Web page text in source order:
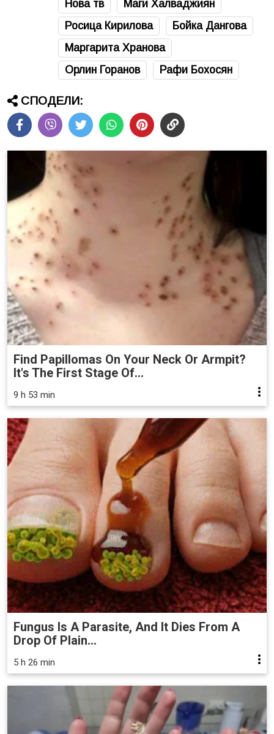
Нова тв
Маги Халваджиян
Росица Кирилова
Бойка Дангова
Маргарита Хранова
Орлин Горанов
Рафи Бохосян
СПОДЕЛИ:
Find Papillomas On Your Neck Or Armpit?
It's The First Stage Of...
9 h 53 min
Fungus Is A Parasite, And It Dies From A
Drop Of Plain...
5 h 26 min